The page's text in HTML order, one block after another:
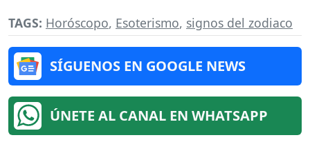
TAGS: Horóscopo, Esoterismo, signos del zodiaco
SÍGUENOS EN GOOGLE NEWS
ÚNETE AL CANAL EN WHATSAPP